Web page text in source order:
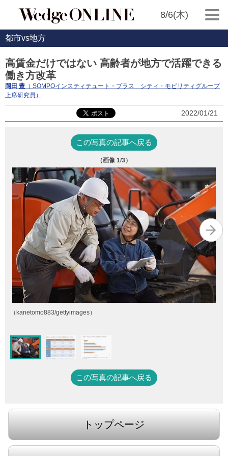
8/6(木)
都市vs地方
高賃金だけではない 高齢者が地方で活躍できる
働き方改革
岡田 豊 （ SOMPOインスティテュート・プラス シティ・モビリティグループ
上席研究員）
2022/01/21
この写真の記事へ戻る
（画像 1/3）
（kanetomo883/gettyimages）
この写真の記事へ戻る
トップページ